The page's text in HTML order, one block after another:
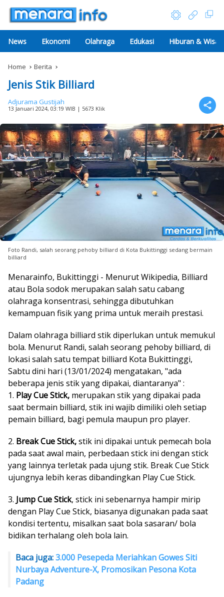
News Ekonomi Olahraga Edukasi Hiburan &
Home Berita
Jenis Stik Billiard
Adjurama Gustijah
13 Januari 2024, 03:19 WIB | 5673 Klik
Foto Randi, salah seorang pehoby billiard di Kota Bukittinggi sedang bermain
billiard
Menarainfo, Bukittinggi - Menurut Wikipedia, Billiard
atau Bola sodok merupakan salah satu cabang
olahraga konsentrasi, sehingga dibutuhkan
kemampuan fisik yang prima untuk meraih prestasi.
Dalam olahraga billiard stik diperlukan untuk memukul
bola. Menurut Randi, salah seorang pehoby billiard, di
lokasi salah satu tempat billiard Kota Bukittinggi,
Sabtu dini hari (13/01/2024) mengatakan, "ada
beberapa jenis stik yang dipakai, diantaranya" :
1. Play Cue Stick, merupakan stik yang dipakai pada
saat bermain billiard, stik ini wajib dimiliki oleh setiap
pemain billiard, bagi pemula maupun pro player.
2. Break Cue Stick,stik ini dipakai untuk pemecah bola
pada saat awal main, perbedaan stick ini dengan stick
yang lainnya terletak pada ujung stik. Break Cue Stick
ujungnya lebih keras dibandingkan Play Cue Stick.
3. Jump Cue Stick, stick ini sebenarnya hampir mirip
dengan Play Cue Stick, biasanya digunakan pada saat
kondisi tertentu, misalkan saat bola sasaran/ bola
bidikan terhalang oleh bola lain.
Baca juga:3.000 Pesepeda Meriahkan Gowes Siti
Nurbaya Adventure-X, Promosikan Pesona Kota
Padang